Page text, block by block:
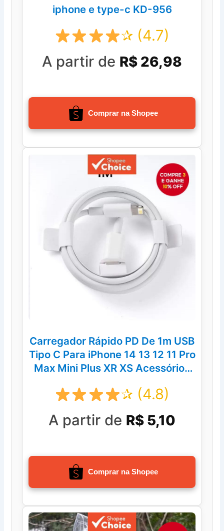
iphone e type-c KD-956
✰ (4.7)
A partir de R$ 26,98
Comprar na Shopee
Carregador Rápido PD De 1m USB
Tipo C Para iPhone 14 13 12 11 Pro
Max Mini Plus XR XS Acessórios
✰ (4.8)
A partir de R$ 5,10
Comprar na Shopee